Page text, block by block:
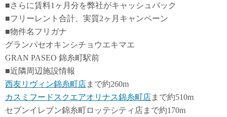
■さらに賃料1ヶ月分を弊社がキャッシュバック
■フリーレント合計、実質2ヶ月キャンペーン
■物件名フリガナ
グランパセオキンシチョウエキマエ
GRAN PASEO 錦糸町駅前
■近隣周辺施設情報
西友リヴィン錦糸町店まで約260m
カスミフードスクエアオリナス錦糸町店まで約510m
セブンイレブン錦糸町ロッテシティ店まで約170m